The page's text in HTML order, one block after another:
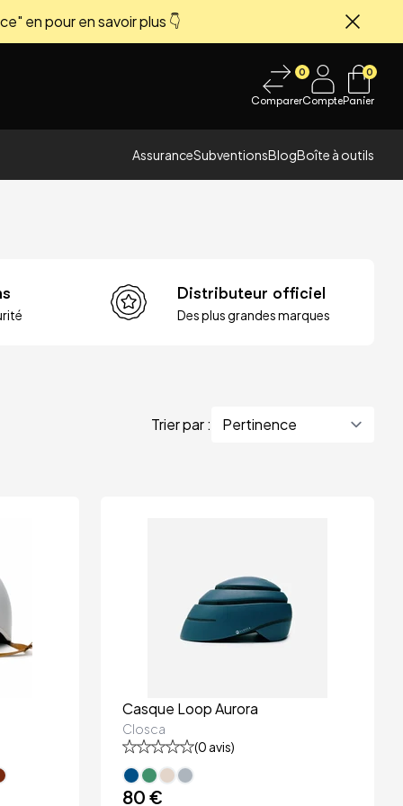
en pour en savoir plus 👇
0
ComparerCompte
0
Panier
AssuranceSubventionsBlogBoîte à outils
Distributeur officiel
Des plus grandes marques
Trier par :
Casque Loop Aurora
Closca
(0 avis)
80 €